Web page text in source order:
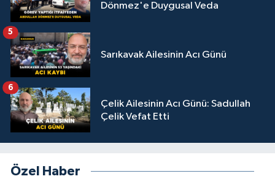
Dönmez'e Duygusal Veda
Sarıkavak Ailesinin Acı Günü
5
Çelik Ailesinin Acı Günü: Sadullah
Çelik Vefat Etti
6
Özel Haber